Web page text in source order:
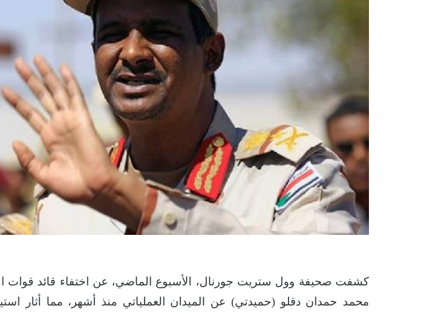
كشفت صحيفة وول ستريت جورنال، الأسبوع الماضي، عن اختفاء قائد قوات
محمد حمدان دقلو (حميدتي) عن الميدان العملياتي منذ أشهر، مما أثار